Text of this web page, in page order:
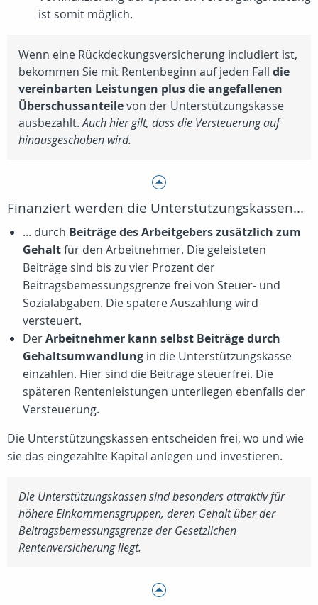
ist somit möglich.
Wenn eine Rückdeckungsversicherung includiert ist,
bekommen Sie mit Rentenbeginn auf jeden Fall die
vereinbarten Leistungen plus die angefallenen
Überschussanteilevon der Unterstützungskasse
ausbezahlt.Auch hier gilt, dass die Versteuerung auf
hinausgeschoben wird.
Finanziert werden die Unterstützungskassen...
... durch Beiträge des Arbeitgebers zusätzlich zum
Gehaltfür den Arbeitnehmer. Die geleisteten
Beiträge sind bis zu vier Prozent der
Beitragsbemessungsgrenze frei von Steuer- und
Sozialabgaben. Die spätere Auszahlung wird
versteuert.
DerArbeitnehmer kann selbst Beiträge durch
Gehaltsumwandlung in die Unterstützungskasse
einzahlen. Hier sind die Beiträge steuerfrei. Die
späteren Rentenleistungen unterliegen ebenfalls der
Versteuerung.
Die Unterstützungskassen entscheiden frei, wo und wie
sie das eingezahlte Kapital anlegen und investieren.
Die Unterstützungskassen sind besonders attraktiv für
höhere Einkommensgruppen, deren Gehalt über der
Beitragsbemessungsgrenze der Gesetzlichen
Rentenversicherung liegt.